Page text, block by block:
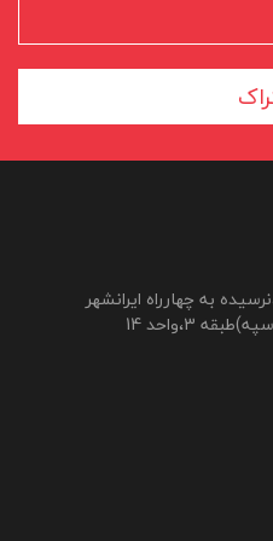
به چهارراه ایرانشهر